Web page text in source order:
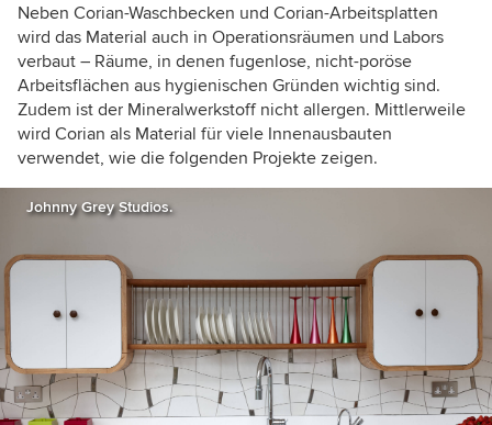
Neben Corian-Waschbecken und Corian-Arbeitsplatten
wird das Material auch in Operationsräumen und Labors
verbaut – Räume, in denen fugenlose, nicht-poröse
Arbeitsflächen aus hygienischen Gründen wichtig sind.
Zudem ist der Mineralwerkstoff nicht allergen. Mittlerweile
wird Corian als Material für viele Innenausbauten
verwendet, wie die folgenden Projekte zeigen.
Johnny Grey Studios.